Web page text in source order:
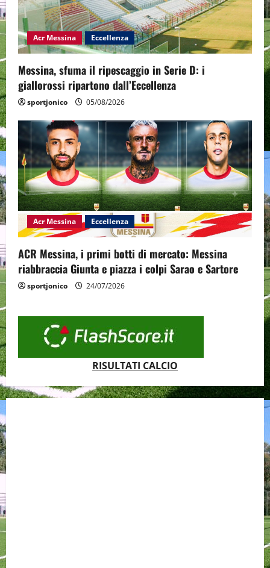
Acr Messina Eccellenza
Messina, sfuma il ripescaggio in Serie D: i
giallorossi ripartono dall’Eccellenza
sportjonico 05/08/2026
Acr Messina Eccellenza
ACR Messina, i primi botti di mercato: Messina
riabbraccia Giunta e piazza i colpi Sarao e Sartore
sportjonico 24/07/2026
RISULTATI CALCIO